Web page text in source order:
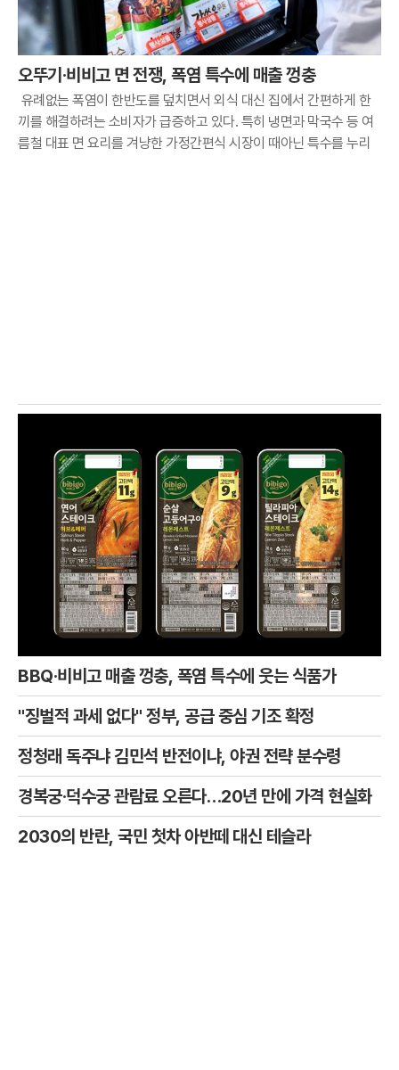
오뚜기·비비고 면 전쟁, 폭염 특수에 매출 껑충
유례없는 폭염이 한반도를 덮치면서 외식 대신 집에서 간편하게 한
끼를 해결하려는 소비자가 급증하고 있다. 특히 냉면과 막국수 등 여
름철 대표 면 요리를 겨냥한 가정간편식 시장이 때아닌 특수를 누리
BBQ·비비고 매출 껑충, 폭염 특수에 웃는 식품가
"징벌적 과세 없다" 정부, 공급 중심 기조 확정
정청래 독주냐 김민석 반전이냐, 야권 전략 분수령
경복궁·덕수궁 관람료 오른다…20년 만에 가격 현실화
2030의 반란, 국민 첫차 아반떼 대신 테슬라